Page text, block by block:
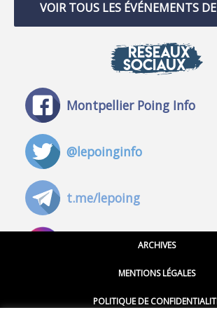
VOIR TOUS LES ÉVÉNEMENTS
RÉSEAUX
SOCIAUX
Montpellier Poing Info
@lepoinginfo
t.me/lepoing
@montpellierpoinginfo
ARCHIVES
MENTIONS LÉGALES
POLITIQUE DE